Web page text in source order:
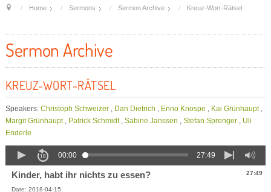
Home Sermons Sermon Archive Kreuz-Wort-Rätsel
Sermon Archive
KREUZ-WORT-RÄTSEL
Speakers: Christoph Schweizer, Dan Dietrich Enno Knospe Kai Grünhaupt,
Margit Grünhaupt, Patrick Schmidt, Sabine Janssen Stefan Sprenger, Uli
Enderle
00:00 27:49
27:49
Kinder, habt ihr nichts zu essen?
Date: 2018-04-15